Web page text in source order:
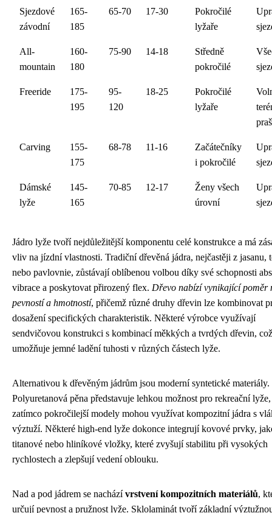
Sjezdové
závodní
165-
185
65-70 17-30
Pokročilé
lyžaře
All-
mountain
160-
180
75-90 14-18
Středně
pokročilé
Freeride
175-
195
95-
120
18-25
Pokročilé
lyžaře
Carving
155-
175
68-78 11-16
Začátečníky
i pokročilé
Dámské
lyže
145-
165
70-85 12-17
Ženy všech
úrovní
Jádro lyže tvoří nejdůležitější komponentu celé konstrukce a má
vliv na jízdní vlastnosti. Tradiční dřevěná jádra, nejčastěji z jasanu,
nebo pavlovnie, zůstávají oblíbenou volbou díky své schopnosti
vibrace a poskytovat přirozený flex. Dřevo nabízí vynikající poměr
pevností a hmotností, přičemž různé druhy dřevin lze kombinovat
dosažení specifických charakteristik. Některé výrobce využívají
sendvičovou konstrukci s kombinací měkkých a tvrdých dřevin, což
umožňuje jemné ladění tuhosti v různých částech lyže.
Alternativou k dřevěným jádrům jsou moderní syntetické materiály.
Polyuretanová pěna představuje lehkou možnost pro rekreační lyže,
zatímco pokročilejší modely mohou využívat kompozitní jádra s
výztuží. Některé high-end lyže dokonce integrují kovové prvky,
titanové nebo hliníkové vložky, které zvyšují stabilitu při vysokých
rychlostech a zlepšují vedení oblouku.
Nad a pod jádrem se nacházívrstvení kompozitních materiálů,
určují pevnost a pružnost lyže. Sklolaminát tvoří základní